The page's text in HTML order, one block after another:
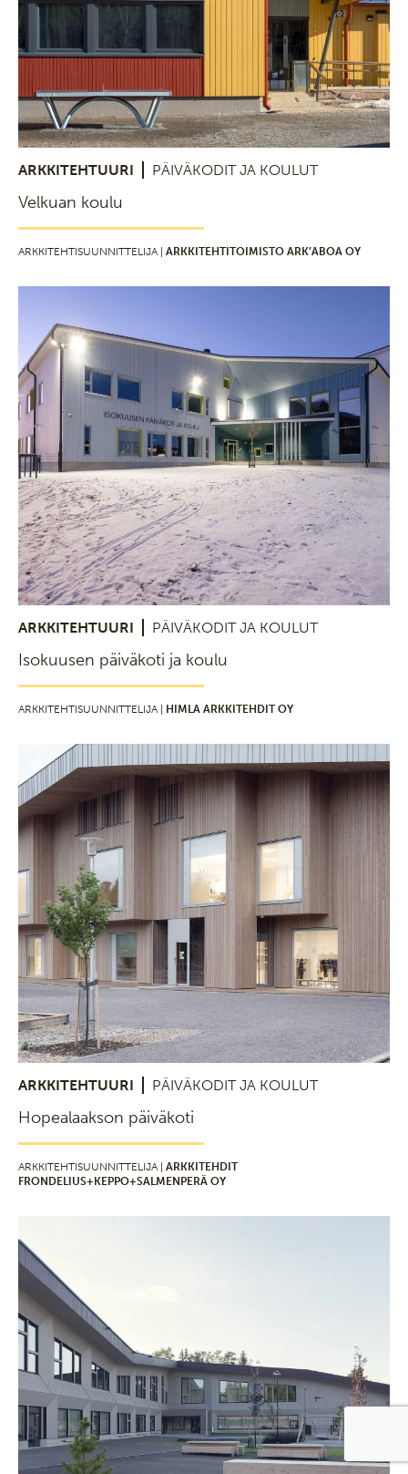
ARKKITEHTUURI PÄIVÄKODIT JA KOULUT
Velkuan koulu
ARKKITEHTISUUNNITTELIJA | ARKKITEHTITOIMISTO ARK’ABOA OY
ARKKITEHTUURI PÄIVÄKODIT JA KOULUT
Isokuusen päiväkoti ja koulu
ARKKITEHTISUUNNITTELIJA | HIMLA ARKKITEHDIT OY
ARKKITEHTUURI PÄIVÄKODIT JA KOULUT
Hopealaakson päiväkoti
ARKKITEHTISUUNNITTELIJA | ARKKITEHDIT
FRONDELIUS+KEPPO+SALMENPERÄ OY